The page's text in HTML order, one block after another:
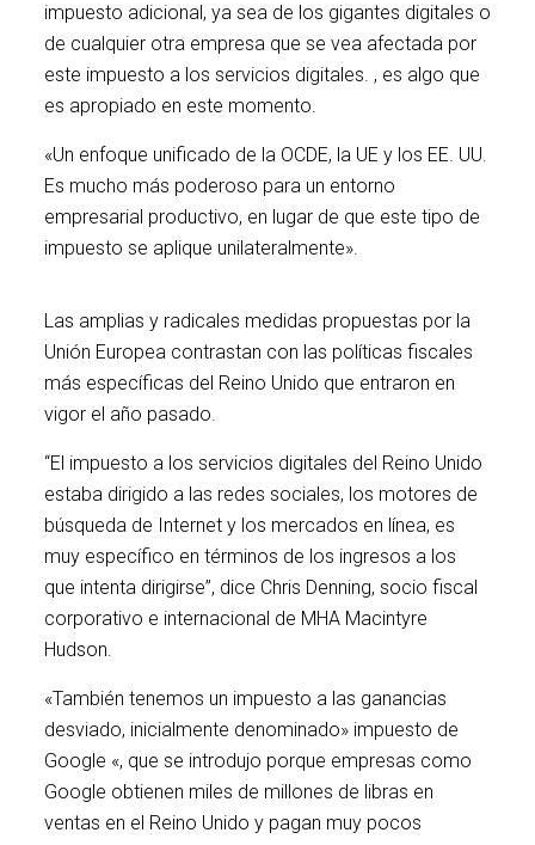
impuesto adicional, ya sea de los gigantes digitales o
de cualquier otra empresa que se vea afectada por
este impuesto a los servicios digitales. , es algo que
es apropiado en este momento.
«Un enfoque unificado de la OCDE, la UE y los EE. UU.
Es mucho más poderoso para un entorno
empresarial productivo, en lugar de que este tipo de
impuesto se aplique unilateralmente».
Las amplias y radicales medidas propuestas por la
Unión Europea contrastan con las políticas fiscales
más específicas del Reino Unido que entraron en
vigor el año pasado.
“El impuesto a los servicios digitales del Reino Unido
estaba dirigido a las redes sociales, los motores de
búsqueda de Internet y los mercados en línea, es
muy específico en términos de los ingresos a los
que intenta dirigirse”, dice Chris Denning, socio fiscal
corporativo e internacional de MHA Macintyre
Hudson.
«También tenemos un impuesto a las ganancias
desviado, inicialmente denominado» impuesto de
Google «, que se introdujo porque empresas como
Google obtienen miles de millones de libras en
ventas en el Reino Unido y pagan muy pocos